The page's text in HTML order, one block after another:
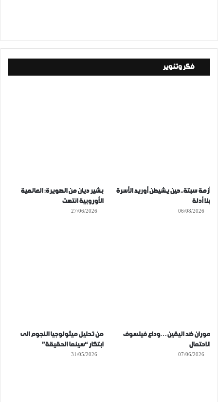
فكر وتنوير
أزمة سبتة..حين يشيطن أوريد الأسرة
بلا أدلة
06/08/2026
بشير ديان من الصويرة: العالمية
الأوروبية انتهت
27/06/2026
موران ضد اليقين…وداع فيلسوف
الاحتمال
07/06/2026
من تحليل ميثولوجيا النجوم الى
ابتكار “سينما الحقيقة”
31/05/2026